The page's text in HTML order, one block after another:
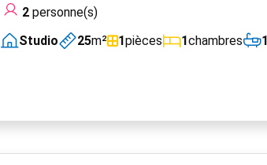
2personne(s)
Studio
25m² 1pièces 1chambres 1